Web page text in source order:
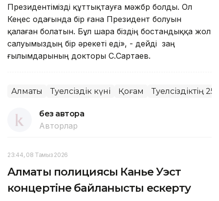
Президентімізді құттықтауға мәжбүр болды. Ол
Кеңес одағында бір ғана Президент болуын
қалаған болатын. Бұл шара біздің бостандыққа жол
салуымыздың бір әрекеті еді», - дейді заң
ғылымдарының докторы С.Сартаев.
Алматы Тәуелсіздік күні Қоғам Тәуелсіздіктің
без автора
Авторлар
23:44, 08 Тамыз 2026
Алматы полициясы Канье Уэст
концертіне байланысты ескерту